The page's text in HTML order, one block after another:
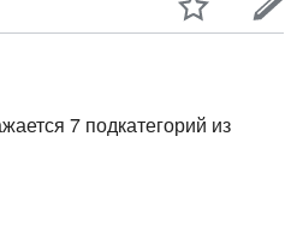
7 подкатегорий из